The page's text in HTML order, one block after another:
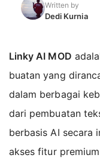
Written by
Dedi Kurnia
Linky AI MOD
buatan yang
dalam berbagai
dari pembuatan
berbasis AI secara
akses fitur